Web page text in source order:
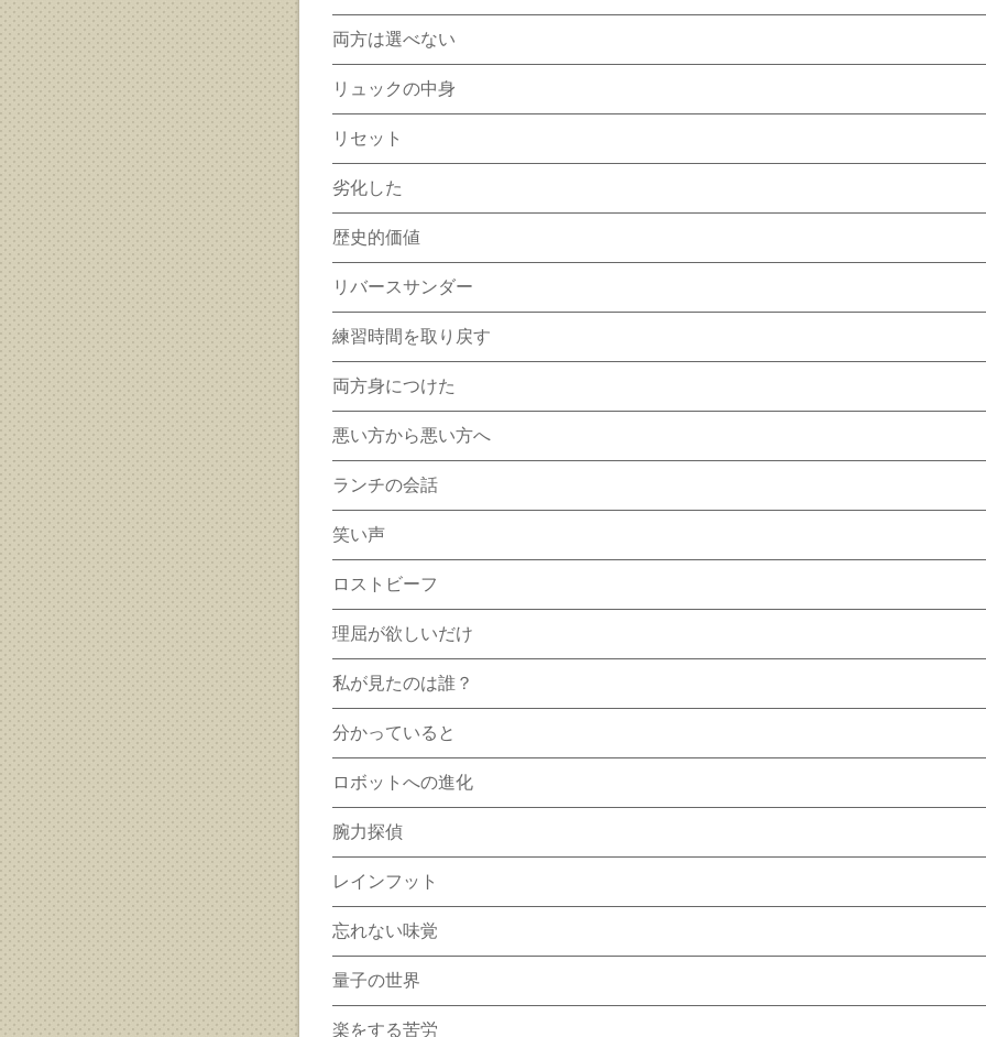
両方は選べない
リュックの中身
リセット
劣化した
歴史的価値
リバースサンダー
練習時間を取り戻す
両方身につけた
悪い方から悪い方へ
ランチの会話
笑い声
ロストビーフ
理屈が欲しいだけ
私が見たのは誰？
分かっていると
ロボットへの進化
腕力探偵
レインフット
忘れない味覚
量子の世界
楽をする苦労